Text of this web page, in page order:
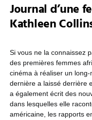
Journal d’une
Kathleen
Si vous ne la connaissez
des premières femmes
cinéma à réaliser un
dernière a laissé derrière
a également écrit des
dans lesquelles elle
américaine, les rapports